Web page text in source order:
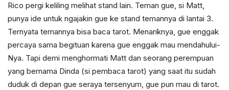
Rico pergi keliling melihat stand lain. Teman gue, si Matt,
punya ide untuk ngajakin gue ke stand temannya di lantai 3.
Ternyata temannya bisa baca tarot. Menariknya, gue enggak
percaya sama begituan karena gue enggak mau mendahului-
Nya. Tapi demi menghormati Matt dan seorang perempuan
yang bernama Dinda (si pembaca tarot) yang saat itu sudah
duduk di depan gue seraya tersenyum, gue pun mau di tarot.